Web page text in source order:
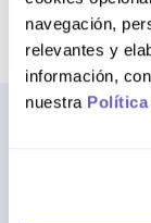
navegación,
relevantes y
información,
nuestra Política